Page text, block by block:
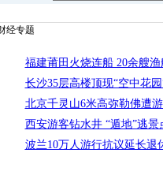
经专题
福建莆田火烧连船 20余艘
长沙35层高楼顶现“空中花园
北京千灵山6米高弥勒佛遭
西安游客钻水井 “遁地”逃景
波兰10万人游行抗议延长退